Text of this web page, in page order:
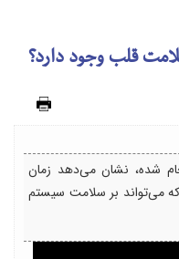
قلب وجود دارد؟
شده، نشان می‌دهد زمان
که می‌تواند بر سلامت سیستم